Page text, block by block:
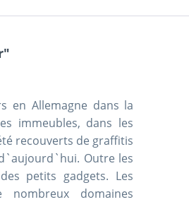
en Allemagne dans la
immeubles, dans les
recouverts de graffitis
Outre les
petits gadgets. Les
domaines